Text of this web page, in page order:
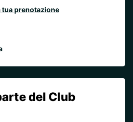
prenotazione
del Club